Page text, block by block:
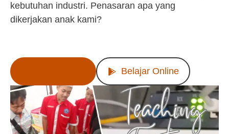
kebutuhan industri. Penasaran apa yang
dikerjakan anak kami?
Belajar Online